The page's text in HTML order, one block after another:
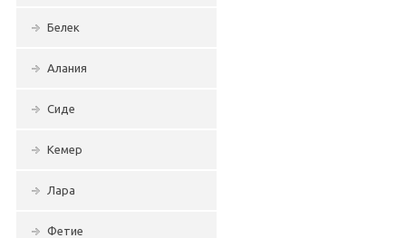
Белек
Алания
Сиде
Кемер
Лара
Фетие